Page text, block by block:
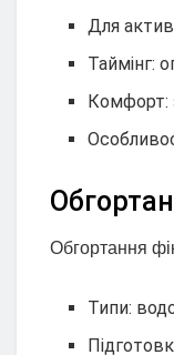
Для
Таймінг:
Комфорт:
Обгортання
Типи: